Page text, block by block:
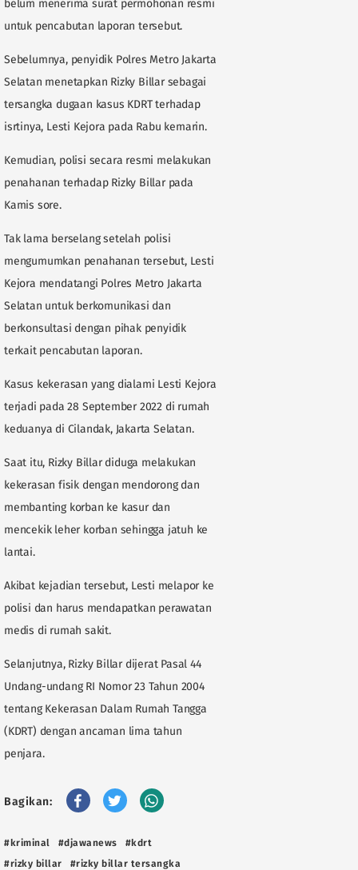
belum menerima surat permohonan resmi
untuk pencabutan laporan tersebut.
Sebelumnya, penyidik Polres Metro Jakarta
Selatan menetapkan Rizky Billar sebagai
tersangka dugaan kasus KDRT terhadap
isrtinya, Lesti Kejora pada Rabu kemarin.
Kemudian, polisi secara resmi melakukan
penahanan terhadap Rizky Billar pada
Kamis sore.
Tak lama berselang setelah polisi
mengumumkan penahanan tersebut, Lesti
Kejora mendatangi Polres Metro Jakarta
Selatan untuk berkomunikasi dan
berkonsultasi dengan pihak penyidik
terkait pencabutan laporan.
Kasus kekerasan yang dialami Lesti Kejora
terjadi pada 28 September 2022 di rumah
keduanya di Cilandak, Jakarta Selatan.
Saat itu, Rizky Billar diduga melakukan
kekerasan fisik dengan mendorong dan
membanting korban ke kasur dan
mencekik leher korban sehingga jatuh ke
lantai.
Akibat kejadian tersebut, Lesti melapor ke
polisi dan harus mendapatkan perawatan
medis di rumah sakit.
Selanjutnya, Rizky Billar dijerat Pasal 44
Undang-undang RI Nomor 23 Tahun 2004
tentang Kekerasan Dalam Rumah Tangga
(KDRT) dengan ancaman lima tahun
penjara.
Bagikan:
#kriminal #djawanews
#kdrt
#rizky billar
#rizky billar tersangka